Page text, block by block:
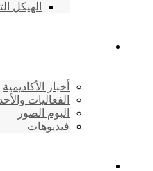
الهيكل
أخبار الأكاديمية
الفعاليات
البوم الصور
فيديوهات